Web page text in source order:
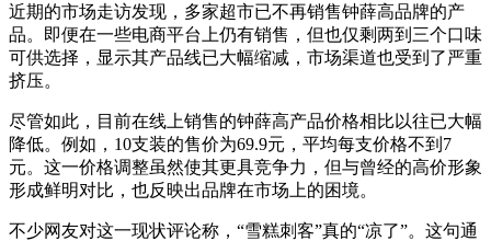
近期的市场走访发现，多家超市已不再销售钟薛高品牌的产
品。即便在一些电商平台上仍有销售，但也仅剩两到三个口味
可供选择，显示其产品线已大幅缩减，市场渠道也受到了严重
挤压。
尽管如此，目前在线上销售的钟薛高产品价格相比以往已大幅
降低。例如，10支装的售价为69.9元，平均每支价格不到7
元。这一价格调整虽然使其更具竞争力，但与曾经的高价形象
形成鲜明对比，也反映出品牌在市场上的困境。
不少网友对这一现状评论称，“雪糕刺客”真的“凉了”。这句通